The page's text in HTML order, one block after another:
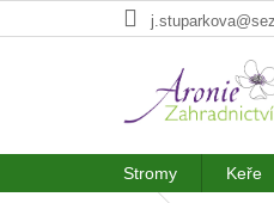
na
Stromy Keře